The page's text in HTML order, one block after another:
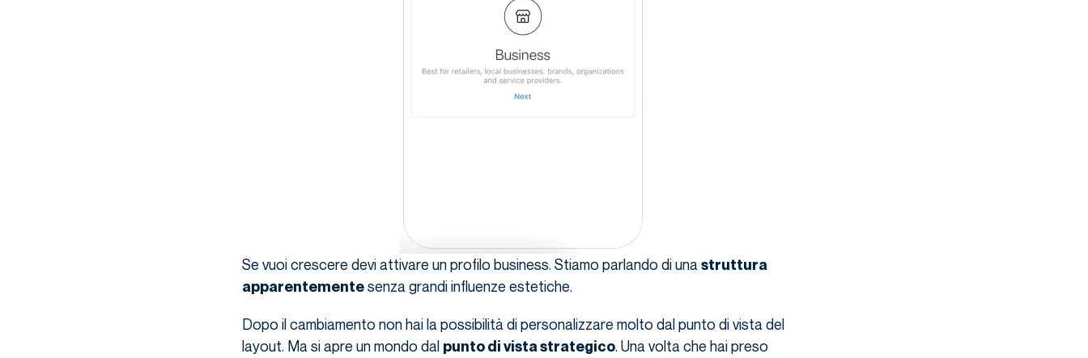
Se vuoi crescere devi attivare un profilo business. Stiamo parlando di una struttura
apparentementesenza grandi influenze estetiche.
Dopo il cambiamento non hai la possibilità di personalizzare molto dal punto di vista del
layout. Ma si apre un mondo dal punto di vista strategico. Una volta che hai preso